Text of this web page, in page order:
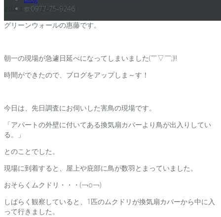
☏0977-75-9246
おはようございます！！
グリーンウォールの惠藤です。
朝一の現場が急遽日延べになってしまいました(￣▽￣;)!!
時間ができたので、ブログをアップしま～す！
今日は、先日調査にお伺いした害鳥の現場です。
「アパートの外壁に付いてある換気扇カバーより鳥が出入りしてい
る。」
とのことでした。
現場に到着すると、屋上や庇部に鳥が数羽とまっていました。
おそらくムクドリ・・・(￢o￢)
しばらく観察していると、1匹のムクドリが換気扇カバーから中に入
って行きました。